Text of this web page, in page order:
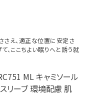
さえ、適正な位置に安定さ
、ここちよい眠りへと誘う就
ML キャミソール
リーブ 環境配慮 肌